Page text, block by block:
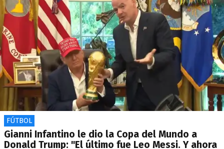
FÚTBOL
Gianni Infantino le dio la Copa del Mundo a
Donald Trump: "El último fue Leo Messi. Y ahora